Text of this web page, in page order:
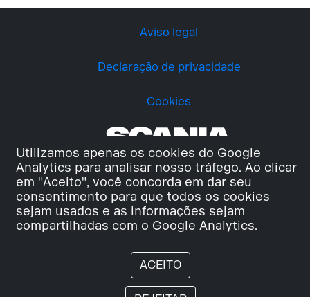
Utilizamos apenas os cookies do Google
Analytics para analisar nosso tráfego. Ao clicar
em "Aceito", você concorda em dar seu
consentimento para que todos os cookies
sejam usados e as informações sejam
compartilhadas com o Google Analytics.
ACEITO
Aviso legal
Declaração de privacidade
Cookies